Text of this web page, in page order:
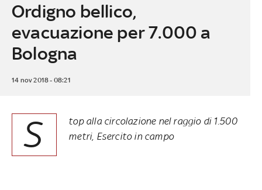
Ordigno bellico,
evacuazione per 7.000 a
Bologna
14 nov 2018 - 08:21
S
top alla circolazione nel raggio di 1.500
metri, Esercito in campo